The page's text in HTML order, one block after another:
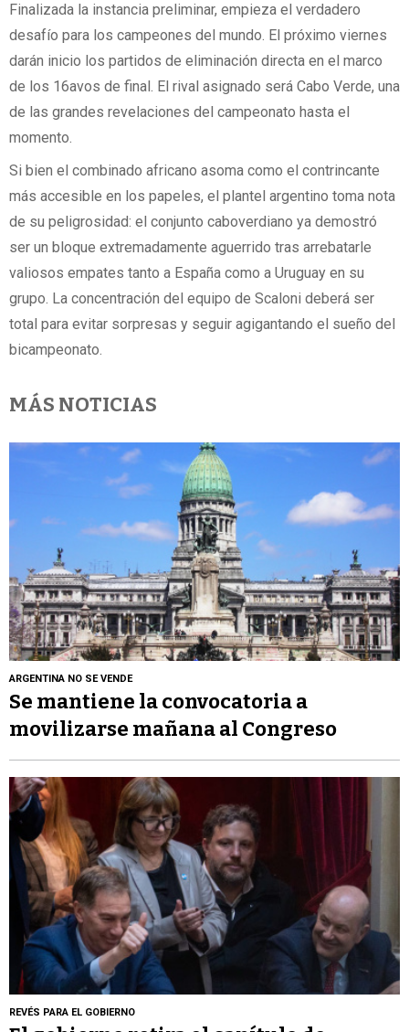
Finalizada la instancia preliminar, empieza el verdadero
desafío para los campeones del mundo. El próximo viernes
darán inicio los partidos de eliminación directa en el marco
de los 16avos de final. El rival asignado será Cabo Verde, una
de las grandes revelaciones del campeonato hasta el
momento.
Si bien el combinado africano asoma como el contrincante
más accesible en los papeles, el plantel argentino toma nota
de su peligrosidad: el conjunto caboverdiano ya demostró
ser un bloque extremadamente aguerrido tras arrebatarle
valiosos empates tanto a España como a Uruguay en su
grupo. La concentración del equipo de Scaloni deberá ser
total para evitar sorpresas y seguir agigantando el sueño del
bicampeonato.
MÁS NOTICIAS
ARGENTINA NO SE VENDE
Se mantiene la convocatoria a
movilizarse mañana al Congreso
REVÉS PARA EL GOBIERNO